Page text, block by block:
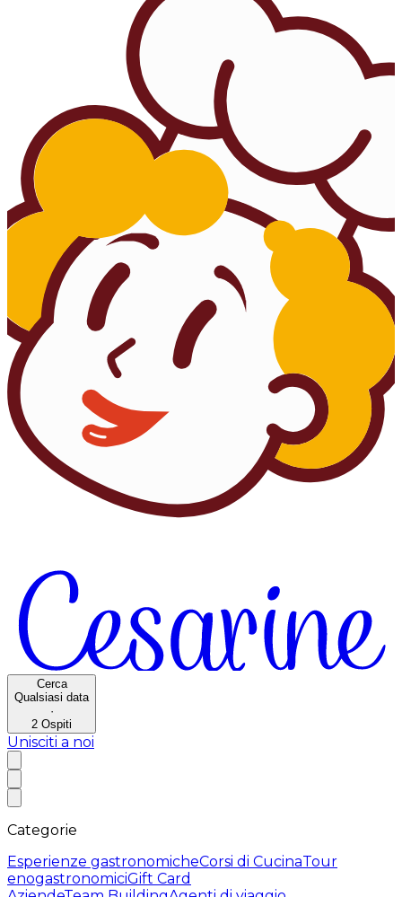
Cerca
Qualsiasi data
·
2 Ospiti
Unisciti a noi
Categorie
Esperienze gastronomicheCorsi di CucinaTour
enogastronomiciGift Card